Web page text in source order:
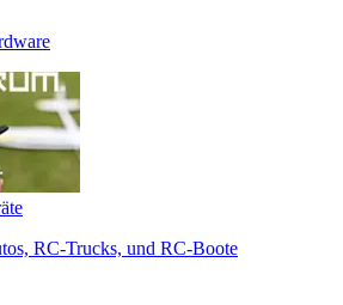
RC-Trucks, und RC-Boote